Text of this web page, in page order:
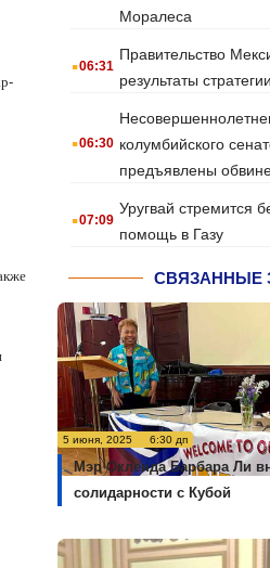
Моралеса
.06:31
Правительство
результаты
.06:30 колумбийского
предъявлены
.07:09
Уругвай стремится
помощь в Газу
СВЯЗАННЫЕ
5 июня, 2025 6:30 дп
Мэр Окленда Барбара Ли
солидарности с Кубой